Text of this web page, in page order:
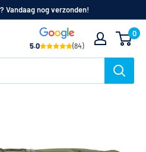
Vandaag nog verzonden!
5.0 (84)
0